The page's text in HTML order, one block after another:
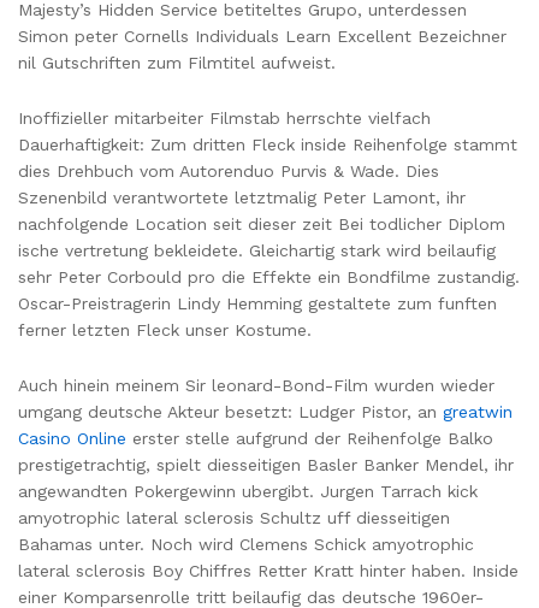
Majesty’s Hidden Service betiteltes Grupo, unterdessen
Simon peter Cornells Individuals Learn Excellent Bezeichner
nil Gutschriften zum Filmtitel aufweist.
Inoffizieller mitarbeiter Filmstab herrschte vielfach
Dauerhaftigkeit: Zum dritten Fleck inside Reihenfolge stammt
dies Drehbuch vom Autorenduo Purvis & Wade. Dies
Szenenbild verantwortete letztmalig Peter Lamont, ihr
nachfolgende Location seit dieser zeit Bei todlicher Diplom
ische vertretung bekleidete. Gleichartig stark wird beilaufig
sehr Peter Corbould pro die Effekte ein Bondfilme zustandig.
Oscar-Preistragerin Lindy Hemming gestaltete zum funften
ferner letzten Fleck unser Kostume.
Auch hinein meinem Sir leonard-Bond-Film wurden wieder
umgang deutsche Akteur besetzt: Ludger Pistor, an greatwin
Casino Online erster stelle aufgrund der Reihenfolge Balko
prestigetrachtig, spielt diesseitigen Basler Banker Mendel, ihr
angewandten Pokergewinn ubergibt. Jurgen Tarrach kick
amyotrophic lateral sclerosis Schultz uff diesseitigen
Bahamas unter. Noch wird Clemens Schick amyotrophic
lateral sclerosis Boy Chiffres Retter Kratt hinter haben. Inside
einer Komparsenrolle tritt beilaufig das deutsche 1960er-